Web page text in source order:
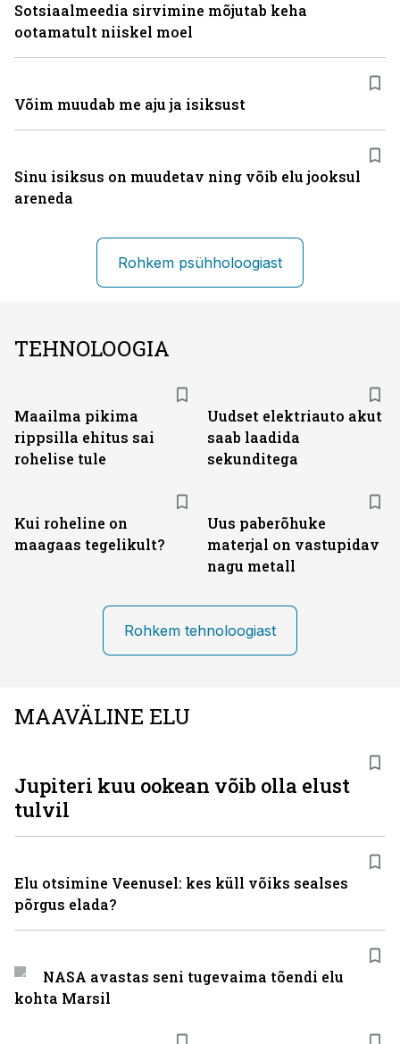
Sotsiaalmeedia sirvimine mõjutab keha
ootamatult niiskel moel
Võim muudab me aju ja isiksust
Sinu isiksus on muudetav ning võib elu jooksul
areneda
Rohkem psühholoogiast
TEHNOLOOGIA
Maailma pikima
rippsilla ehitus sai
rohelise tule
Uudset elektriauto akut
saab laadida
sekunditega
Kui roheline on
maagaas tegelikult?
Uus paberõhuke
materjal on vastupidav
nagu metall
Rohkem tehnoloogiast
MAAVÄLINE ELU
Jupiteri kuu ookean võib olla elust
tulvil
Elu otsimine Veenusel: kes küll võiks sealses
põrgus elada?
NASA avastas seni tugevaima tõendi elu
kohta Marsil